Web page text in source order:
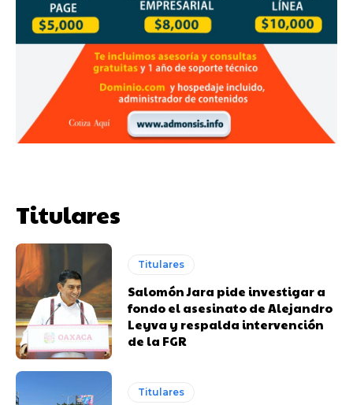
Titulares
Titulares
Salomón Jara pide investigar a
fondo el asesinato de Alejandro
Leyva y respalda intervención
de la FGR
Titulares